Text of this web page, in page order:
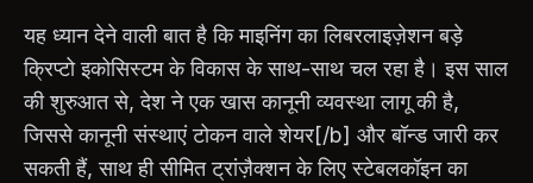
यह ध्यान देने वाली बात है कि माइनिंग का लिबरलाइज़ेशन बड़े
क्रिप्टो इकोसिस्टम के विकास के साथ-साथ चल रहा है। इस साल
की शुरुआत से, देश ने एक खास कानूनी व्यवस्था लागू की है,
जिससे कानूनी संस्थाएं टोकन वाले शेयर[/b] और बॉन्ड जारी कर
सकती हैं, साथ ही सीमित ट्रांज़ैक्शन के लिए स्टेबलकॉइन का